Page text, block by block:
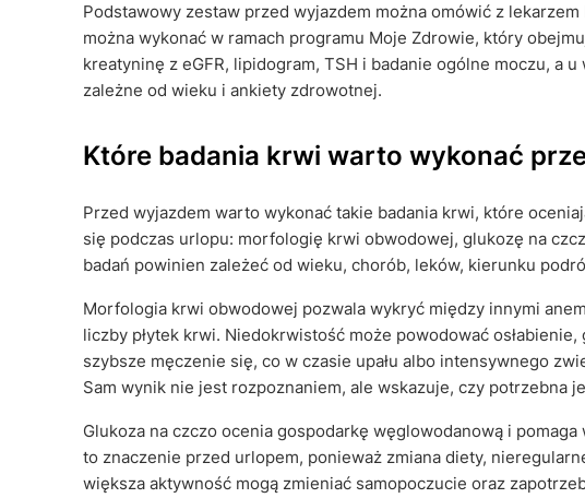
Podstawowy zestaw przed wyjazdem można omówić z lekarzem
można wykonać w ramach programu Moje Zdrowie, który
kreatyninę z eGFR, lipidogram, TSH i badanie ogólne moczu, a
zależne od wieku i ankiety zdrowotnej.
Które badania krwi warto wykonać
Przed wyjazdem warto wykonać takie badania krwi, które
się podczas urlopu: morfologię krwi obwodowej, glukozę na
badań powinien zależeć od wieku, chorób, leków, kierunku
Morfologia krwi obwodowej pozwala wykryć między innymi
liczby płytek krwi. Niedokrwistość może powodować
szybsze męczenie się, co w czasie upału albo intensywnego
Sam wynik nie jest rozpoznaniem, ale wskazuje, czy potrzebna
Glukoza na czczo ocenia gospodarkę węglowodanową i
to znaczenie przed urlopem, ponieważ zmiana diety,
większa aktywność mogą zmieniać samopoczucie oraz